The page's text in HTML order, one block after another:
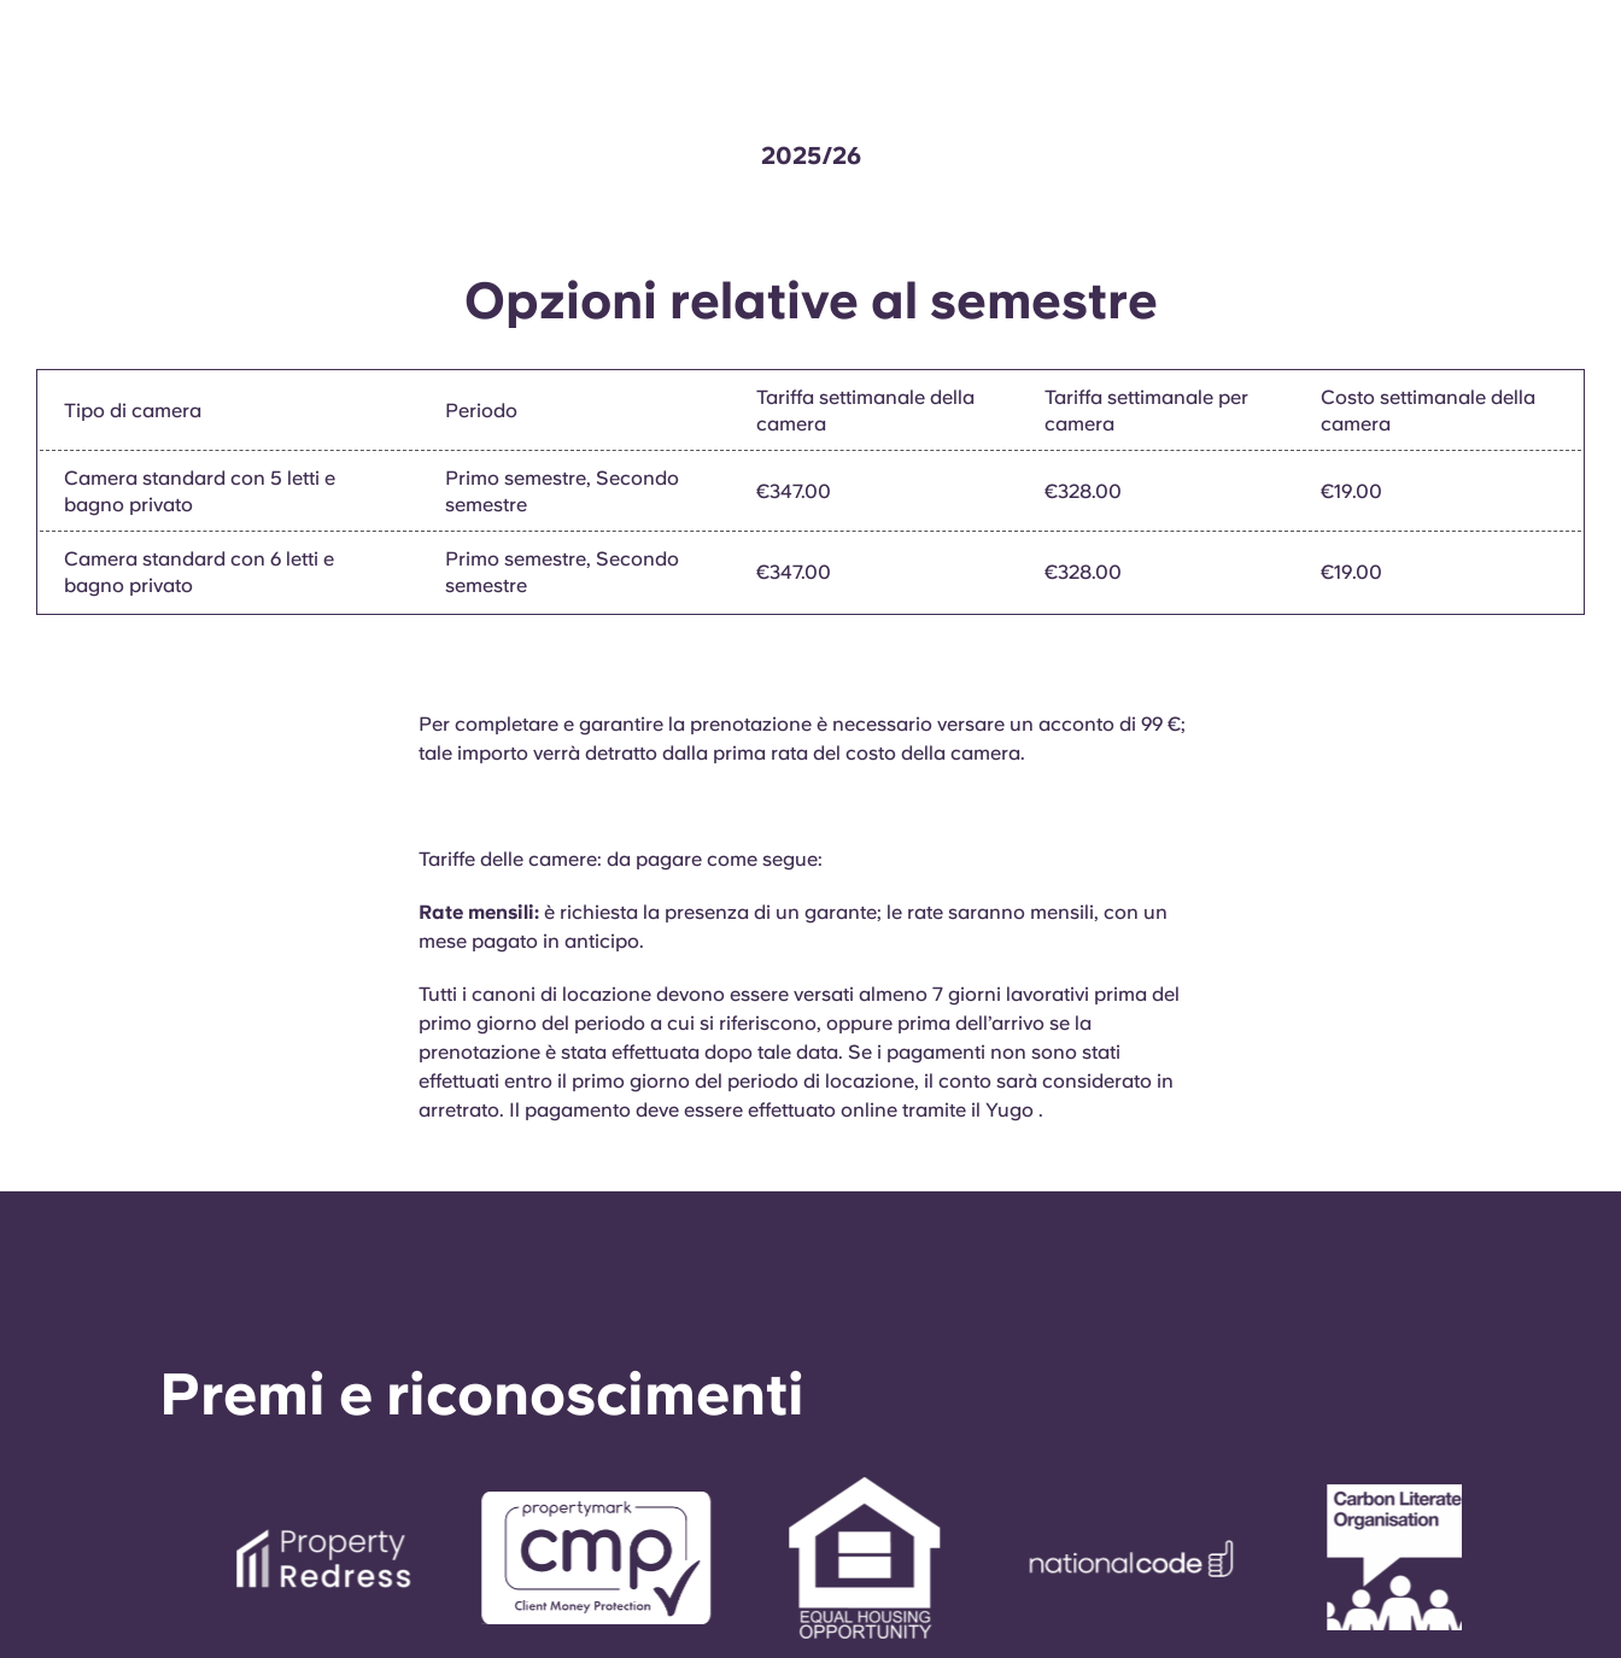
2025/26
Opzioni relative al semestre
Tipo di camera Periodo
Tariffa settimanale della
camera
Tariffa settimanale per
camera
Costo settimanale della
camera
Camera standard con 5 letti e
bagno privato
Primo semestre, Secondo
semestre
€347.00 €328.00 €19.00
Camera standard con 6 letti e
bagno privato
Primo semestre, Secondo
semestre
€347.00 €328.00 €19.00
Per completare e garantire la prenotazione è necessario versare un acconto di 99 €;
tale importo verrà detratto dalla prima rata del costo della camera.
Tariffe delle camere: da pagare come segue:
Rate mensili: è richiesta la presenza di un garante; le rate saranno mensili, con un
mese pagato in anticipo.
Tutti i canoni di locazione devono essere versati almeno 7 giorni lavorativi prima del
primo giorno del periodo a cui si riferiscono, oppure prima dell’arrivo se la
prenotazione è stata effettuata dopo tale data. Se i pagamenti non sono stati
effettuati entro il primo giorno del periodo di locazione, il conto sarà considerato in
arretrato. Il pagamento deve essere effettuato online tramite il Yugo .
Premi e riconoscimenti